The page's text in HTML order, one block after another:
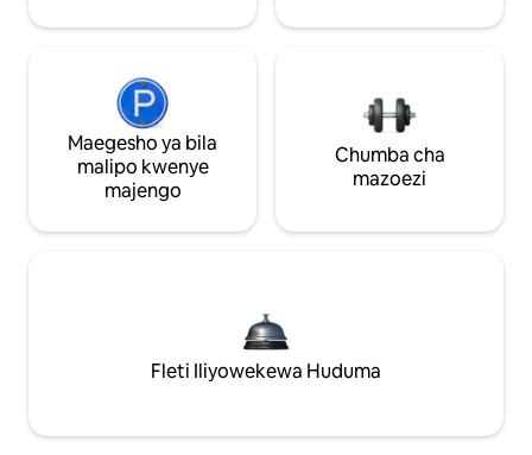
Maegesho ya bila
malipo kwenye
majengo
Chumba cha
mazoezi
Fleti Iliyowekewa Huduma